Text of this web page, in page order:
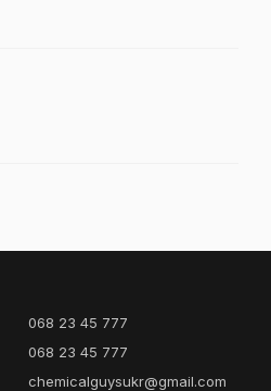
068 23 45 777
068 23 45 777
chemicalguysukr@gmail.com